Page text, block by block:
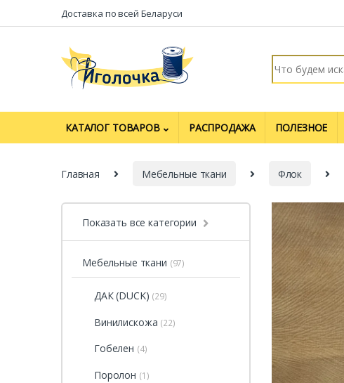
Перейти к навигации
перейти к содержаниюДоставка по всей Беларуси
Искать:
КАТАЛОГ ТОВАРОВ РАСПРОДАЖА ПОЛЕЗНОЕ
Главная Мебельные ткани Флок
Показать все категории
Мебельные ткани (97)
ДАК (DUCK) (29)
Винилискожа (22)
Гобелен (4)
Поролон (1)